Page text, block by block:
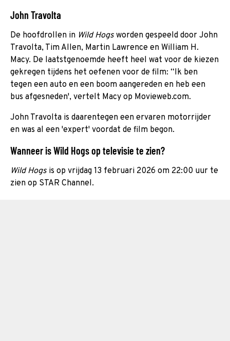
John Travolta
De hoofdrollen in Wild Hogs worden gespeeld door John
Travolta, Tim Allen, Martin Lawrence en William H.
Macy. De laatstgenoemde heeft heel wat voor de kiezen
gekregen tijdens het oefenen voor de film: “Ik ben
tegen een auto en een boom aangereden en heb een
bus afgesneden', vertelt Macy op Movieweb.com.
John Travolta is daarentegen een ervaren motorrijder
en was al een 'expert' voordat de film begon.
Wanneer is Wild Hogs op televisie te zien?
Wild Hogs is op vrijdag 13 februari 2026 om 22:00 uur te
zien op STAR Channel.